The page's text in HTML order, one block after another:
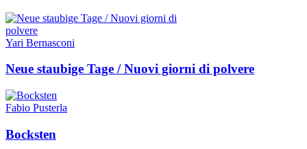
Yari Bernasconi
Neue staubige Tage / Nuovi giorni di polvere
Fabio Pusterla
Bocksten